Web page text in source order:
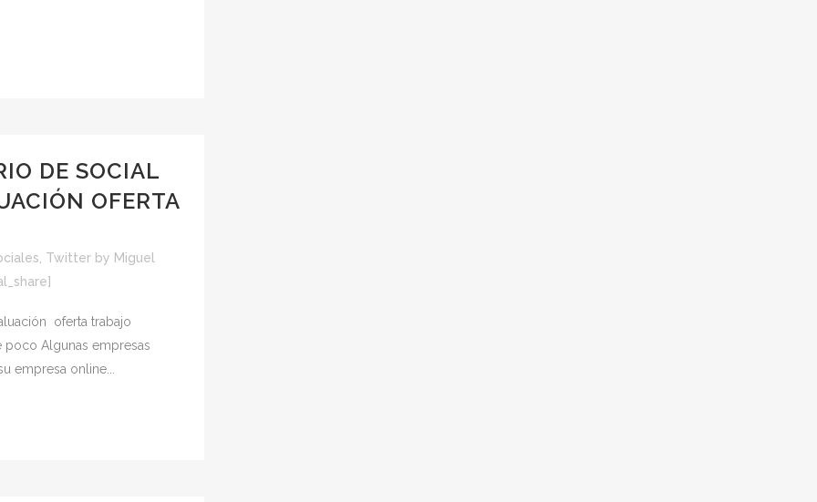
DE SOCIAL
OFERTA
Twitter by Miguel
oferta trabajo
Algunas empresas
empresa online...